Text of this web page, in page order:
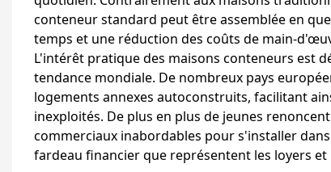
conteneur standard peut être assemblée en
temps et une réduction des coûts de main-
L'intérêt pratique des maisons conteneurs est
tendance mondiale. De nombreux pays
logements annexes autoconstruits, facilitant
inexploités. De plus en plus de jeunes
commerciaux inabordables pour s'installer
fardeau financier que représentent les loyers